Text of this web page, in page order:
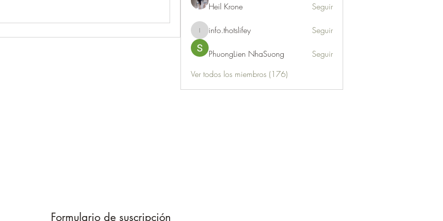
Heil Krone Seguir
info.thotslifey
info.thotslifey Seguir
PhuongLien NhaSuong
Seguir
Ver todos los miembros (176)
Formulario de suscripción